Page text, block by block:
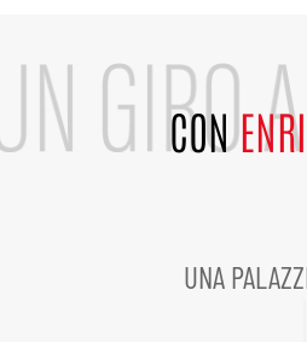
CON
UNA